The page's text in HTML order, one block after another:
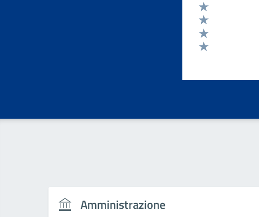
Valuta 5 stelle su 5
Valuta 4 stelle su 5
Valuta 3 stelle su 5
Valuta 2 stelle su 5
Amministrazione